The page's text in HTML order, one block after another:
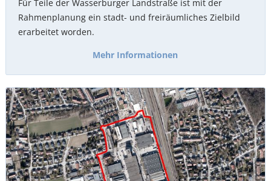
Für Teile der Wasserburger Landstraße ist mit der
Rahmenplanung ein stadt- und freiräumliches Zielbild
erarbeitet worden.
Mehr Informationen
Kirschgelände